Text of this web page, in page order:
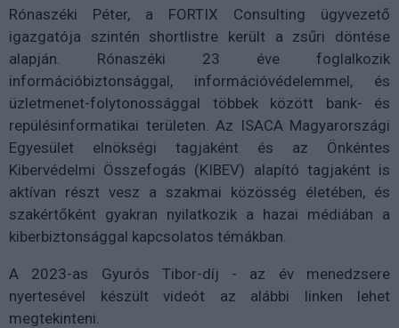
Rónaszéki Péter, a FORTIX Consulting ügyvezető
igazgatója szintén shortlistre került a zsűri döntése
alapján. Rónaszéki 23 éve foglalkozik
információbiztonsággal, információvédelemmel, és
üzletmenet-folytonossággal többek között bank- és
repülésinformatikai területen. Az ISACA Magyarországi
Egyesület elnökségi tagjaként és az Önkéntes
Kibervédelmi Összefogás (KIBEV) alapító tagjaként is
aktívan részt vesz a szakmai közösség életében, és
szakértőként gyakran nyilatkozik a hazai médiában a
kiberbiztonsággal kapcsolatos témákban.
A 2023-as Gyurós Tibor-díj - az év menedzsere
nyertesével készült videót az alábbi linken lehet
megtekinteni.